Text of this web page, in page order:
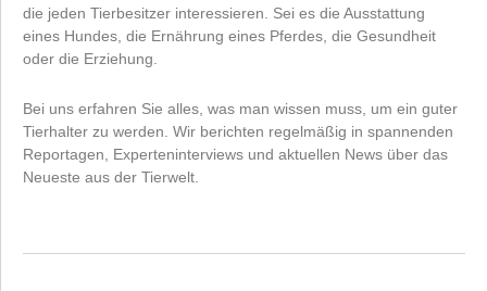
die jeden Tierbesitzer interessieren. Sei es die Ausstattung
eines Hundes, die Ernährung eines Pferdes, die Gesundheit
oder die Erziehung.
Bei uns erfahren Sie alles, was man wissen muss, um ein guter
Tierhalter zu werden. Wir berichten regelmäßig in spannenden
Reportagen, Experteninterviews und aktuellen News über das
Neueste aus der Tierwelt.